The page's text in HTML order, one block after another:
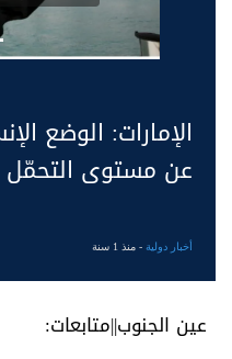
الإمارات: الوضع
عن مستوى التحمّل
أخبار دولية- منذ 1 سنة
عين الجنوب||متابعات: